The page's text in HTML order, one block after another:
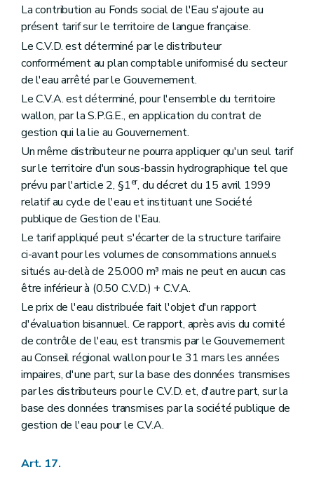
La contribution au Fonds social de l'Eau s'ajoute au
présent tarif sur le territoire de langue française.
Le C.V.D. est déterminé par le distributeur
conformément au plan comptable uniformisé du secteur
de l'eau arrêté par le Gouvernement.
Le C.V.A. est déterminé, pour l'ensemble du territoire
wallon, par la S.P.G.E., en application du contrat de
gestion qui la lie au Gouvernement.
Un même distributeur ne pourra appliquer qu'un seul tarif
sur le territoire d'un sous-bassin hydrographique tel que
prévu par l'article 2, §1er, du décret du 15 avril 1999
relatif au cycle de l'eau et instituant une Société
publique de Gestion de l'Eau.
Le tarif appliqué peut s'écarter de la structure tarifaire
ci-avant pour les volumes de consommations annuels
situés au-delà de 25.000 m³ mais ne peut en aucun cas
être inférieur à (0.50 C.V.D.) + C.V.A.
Le prix de l'eau distribuée fait l'objet d'un rapport
d'évaluation bisannuel. Ce rapport, après avis du comité
de contrôle de l'eau, est transmis par le Gouvernement
au Conseil régional wallon pour le 31 mars les années
impaires, d'une part, sur la base des données transmises
par les distributeurs pour le C.V.D. et, d'autre part, sur la
base des données transmises par la société publique de
gestion de l'eau pour le C.V.A.
Art. 17.